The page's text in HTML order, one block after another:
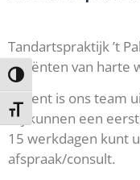
Keuze voor hoog
Kies grootte van het
Tandartspraktijk ’t
patiënten van harte
Recent is ons team
wij kunnen een
15 werkdagen kunt
afspraak/consult.